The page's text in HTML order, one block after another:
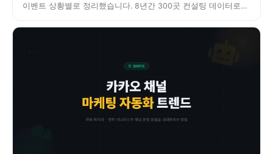
이벤트 상황별로 정리했습니다. 8년간 300곳 컨설팅 데이터로